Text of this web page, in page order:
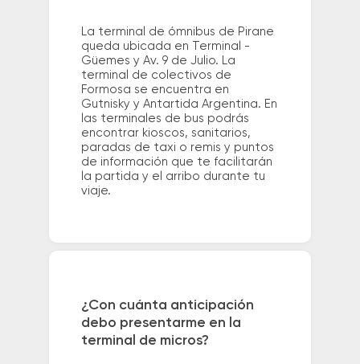
La terminal de ómnibus de Pirane
queda ubicada en Terminal -
Güemes y Av. 9 de Julio. La
terminal de colectivos de
Formosa se encuentra en
Gutnisky y Antartida Argentina. En
las terminales de bus podrás
encontrar kioscos, sanitarios,
paradas de taxi o remis y puntos
de información que te facilitarán
la partida y el arribo durante tu
viaje.
¿Con cuánta anticipación
debo presentarme en la
terminal de micros?